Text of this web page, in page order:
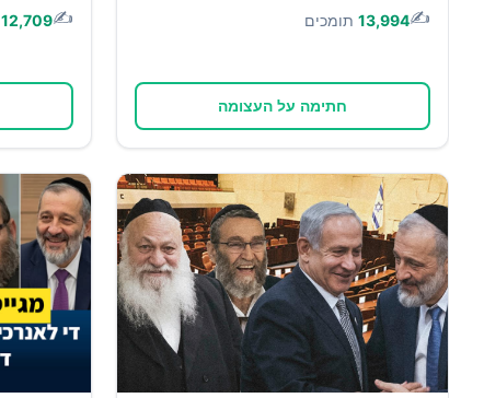
✍️
13,994 תומכים
חתימה על העצומה
✍️
12,709